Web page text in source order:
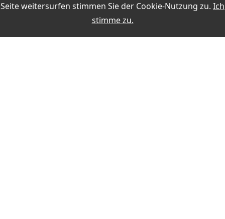
Seite weitersurfen stimmen Sie der Cookie-Nutzung zu. Ich
stimme zu.
Online-Auswertungen während der QSO-Eingabe